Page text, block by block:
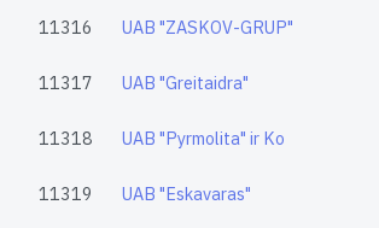
11316 UAB "ZASKOV-GRUP"
11317 UAB "Greitaidra"
11318 UAB "Pyrmolita" ir Ko
11319 UAB "Eskavaras"